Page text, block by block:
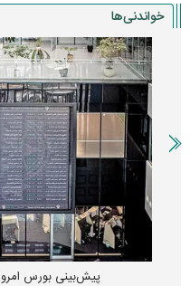
خواندنی‌ها
پیش‌بینی بورس امروز دوشنبه ۱۲